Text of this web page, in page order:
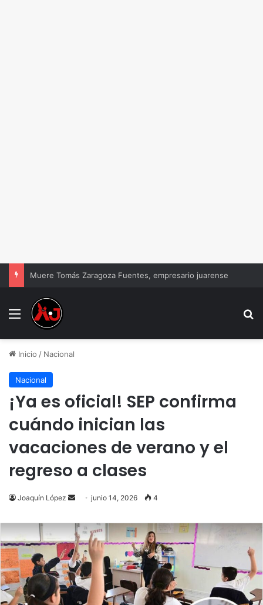
Muere Tomás Zaragoza Fuentes, empresario juarense
Menu
Inicio / Nacional
Nacional
¡Ya es oficial! SEP confirma
cuándo inician las
vacaciones de verano y el
regreso a clases
Joaquín López
Send
email
junio 14, 2026 4